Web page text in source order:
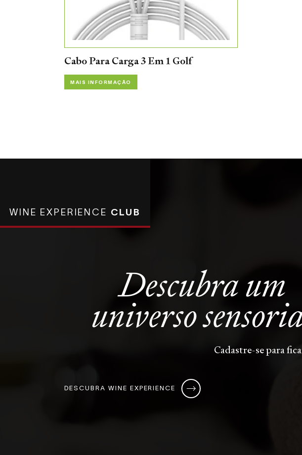
Cabo Para Carga 3 Em 1 Golf
MAIS INFORMAÇÃO
WINE EXPERIENCE CLUB
Descubra um
universo
Cadastre-se para
DESCUBRA WINE EXPERIENCE